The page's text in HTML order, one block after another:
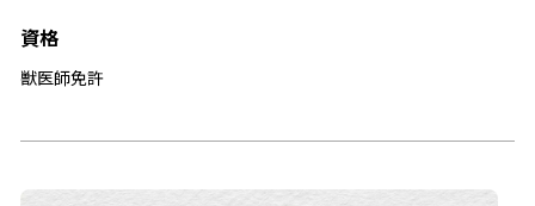
資格
獣医師免許